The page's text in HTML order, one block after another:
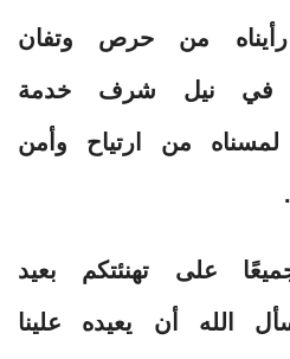
رأيناه من حرص وتفان
في نيل شرف خدمة
من ارتياح وأمن
على تهنئتكم بعيد
الله أن يعيده علينا